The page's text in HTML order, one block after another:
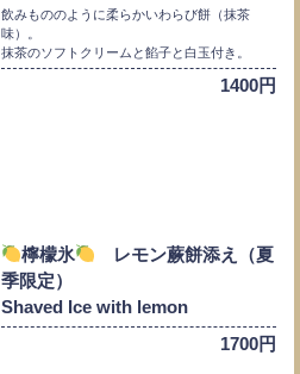
飲みもののように柔らかいわらび餅（抹茶
味）。
抹茶のソフトクリームと餡子と白玉付き。
1400円
檸檬氷
レモン蕨餅添え（夏
季限定）
Shaved Ice with lemon
1700円